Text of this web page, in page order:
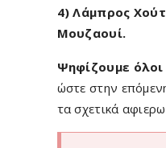
4) Λάμπρος
Μουζαουί.
Ψηφίζουμε
ώστε στην
τα σχετικά